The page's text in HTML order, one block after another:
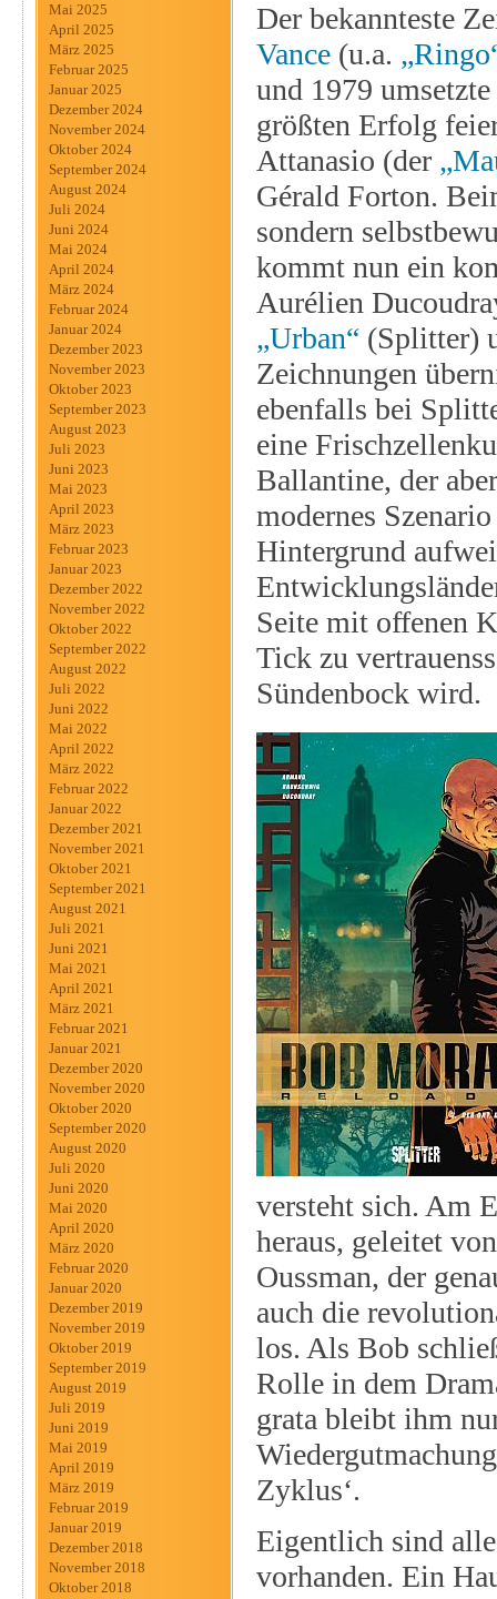
Mai 2025
April 2025
März 2025
Februar 2025
Januar 2025
Dezember 2024
November 2024
Oktober 2024
September 2024
August 2024
Juli 2024
Juni 2024
Mai 2024
April 2024
März 2024
Februar 2024
Januar 2024
Dezember 2023
November 2023
Oktober 2023
September 2023
August 2023
Juli 2023
Juni 2023
Mai 2023
April 2023
März 2023
Februar 2023
Januar 2023
Dezember 2022
November 2022
Oktober 2022
September 2022
August 2022
Juli 2022
Juni 2022
Mai 2022
April 2022
März 2022
Februar 2022
Januar 2022
Dezember 2021
November 2021
Oktober 2021
September 2021
August 2021
Juli 2021
Juni 2021
Mai 2021
April 2021
März 2021
Februar 2021
Januar 2021
Dezember 2020
November 2020
Oktober 2020
September 2020
August 2020
Juli 2020
Juni 2020
Mai 2020
April 2020
März 2020
Februar 2020
Januar 2020
Dezember 2019
November 2019
Oktober 2019
September 2019
August 2019
Juli 2019
Juni 2019
Mai 2019
April 2019
März 2019
Februar 2019
Januar 2019
Dezember 2018
November 2018
Oktober 2018
Der bekannteste
Vance (u.a.
und 1979
größten Erfolg
Attanasio (der
Gérald Forton.
sondern
kommt nun ein
Aurélien
„Urban“ (Splitter)
Zeichnungen
ebenfalls bei
eine
Ballantine, der
modernes
Hintergrund
Seite mit offenen
Tick zu
Sündenbock wird.
versteht sich. Am
heraus, geleitet
Oussman, der
auch die
los. Als Bob
Rolle in dem
grata bleibt ihm
Zyklus‘.
Eigentlich sind
vorhanden. Ein